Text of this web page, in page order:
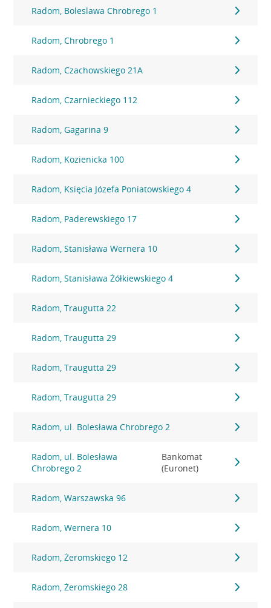
Radom, Boleslawa Chrobrego 1
Radom, Chrobrego 1
Radom, Czachowskiego 21A
Radom, Czarnieckiego 112
Radom, Gagarina 9
Radom, Kozienicka 100
Radom, Księcia Józefa Poniatowskiego 4
Radom, Paderewskiego 17
Radom, Stanisława Wernera 10
Radom, Stanisława Żółkiewskiego 4
Radom, Traugutta 22
Radom, Traugutta 29
Radom, Traugutta 29
Radom, Traugutta 29
Radom, ul. Bolesława Chrobrego 2
Radom, ul. Bolesława
Chrobrego 2
Bankomat
(Euronet)
Radom, Warszawska 96
Radom, Wernera 10
Radom, Żeromskiego 12
Radom, Żeromskiego 28